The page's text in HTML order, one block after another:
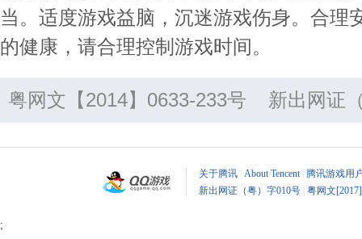
当。适度游戏益脑，沉迷游戏伤身。合理
的健康，请合理控制游戏时间。
粤网文【2014】0633-233号 新出网证
关于腾讯 About Tencent| 腾讯游戏用
新出网证（粤）字010号 粤网文
;